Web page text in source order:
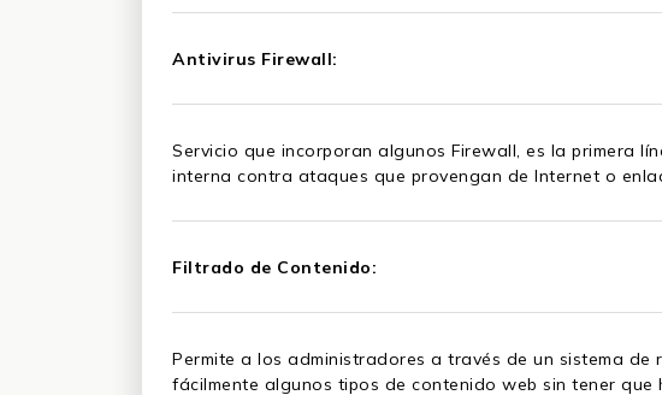
Antivirus Firewall:
Servicio que incorporan algunos Firewall, es la primera
interna contra ataques que provengan de Internet o
Filtrado de Contenido:
Permite a los administradores a través de un sistema de
fácilmente algunos tipos de contenido web sin tener que